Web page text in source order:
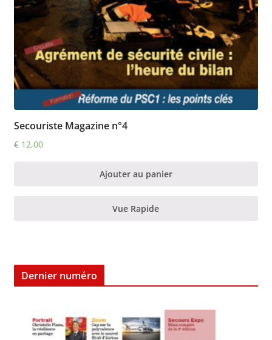
Secouriste Magazine n°4
€12,00
Ajouter au panier
Vue Rapide
Dernier numéro